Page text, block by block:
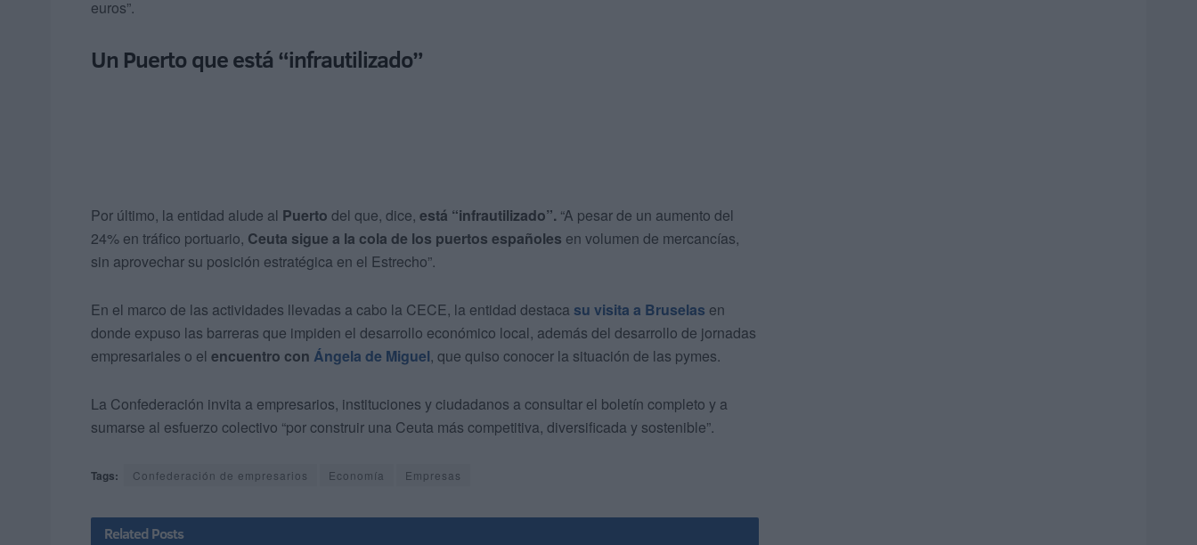
euros”.
Un Puerto que está “infrautilizado”
Por último, la entidad alude al Puerto del que, dice, está “infrautilizado”. “A pesar de un aumento del
24% en tráfico portuario, Ceuta sigue a la cola de los puertos españoles en volumen de mercancías,
sin aprovechar su posición estratégica en el Estrecho”.
En el marco de las actividades llevadas a cabo la CECE, la entidad destaca su visita a Bruselas en
donde expuso las barreras que impiden el desarrollo económico local, además del desarrollo de jornadas
empresariales o el encuentro con Ángela de Miguel, que quiso conocer la situación de las pymes.
La Confederación invita a empresarios, instituciones y ciudadanos a consultar el boletín completo y a
sumarse al esfuerzo colectivo “por construir una Ceuta más competitiva, diversificada y sostenible”.
Tags: Confederación de empresarios Economía Empresas
Related Posts